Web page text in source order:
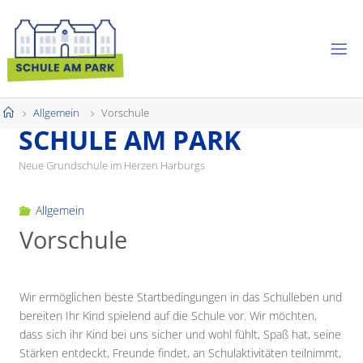
content
SCHULE AM PARK
Neue Grundschule im Herzen Harburgs
HomeAllgemein Vorschule
Allgemein
Vorschule
Wir ermöglichen beste Startbedingungen in das Schulleben und
bereiten Ihr Kind spielend auf die Schule vor. Wir möchten,
dass sich ihr Kind bei uns sicher und wohl fühlt, Spaß hat, seine
Stärken entdeckt, Freunde findet, an Schulaktivitäten teilnimmt,